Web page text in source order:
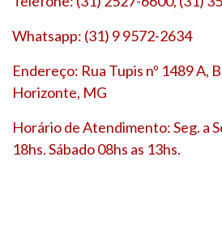
Whatsapp: (31) 9 9572-2634
Endereço: Rua Tupis nº 1489 A,
Horizonte, MG
Horário de Atendimento: Seg. a
18hs. Sábado 08hs as 13hs.